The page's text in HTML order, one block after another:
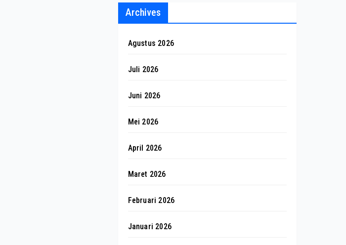
Archives
Agustus 2026
Juli 2026
Juni 2026
Mei 2026
April 2026
Maret 2026
Februari 2026
Januari 2026